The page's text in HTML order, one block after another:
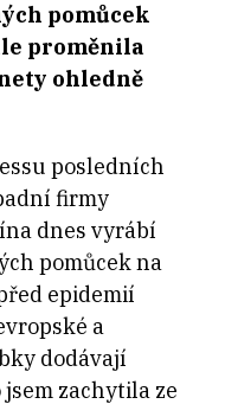
pomůcek
proměnila
ohledně
posledních
firmy
dnes vyrábí
pomůcek na
epidemií
a
dodávají
zachytila ze